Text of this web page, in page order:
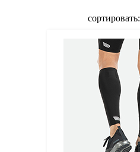
сортировать: